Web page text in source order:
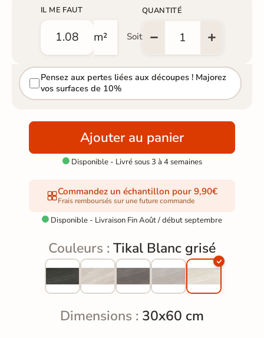
IL ME FAUT
m² Soit
QUANTITÉ
Pensez aux pertes liées aux découpes ! Majorez
vos surfaces de 10%
Ajouter au panier
Disponible - Livré sous 3 à 4 semaines
Commandez un échantillon pour 9,90€
Frais remboursés sur une future commande
 Disponible - Livraison Fin Août / début septembre
Couleurs : Tikal Blanc grisé
Dimensions : 30x60 cm